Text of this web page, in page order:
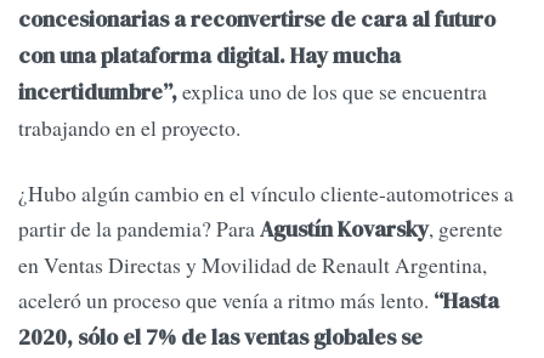
concesionarias a reconvertirse de cara al futuro
con una plataforma digital. Hay mucha
incertidumbre”,explica uno de los que se encuentra
trabajando en el proyecto.
¿Hubo algún cambio en el vínculo cliente-automotrices a
partir de la pandemia? ParaAgustín Kovarsky, gerente
en Ventas Directas y Movilidad de Renault Argentina,
aceleró un proceso que venía a ritmo más lento. “Hasta
2020, sólo el 7% de las ventas globales se